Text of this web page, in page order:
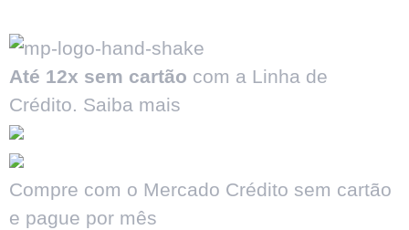
Até 12x sem cartão com a Linha de
Crédito. Saiba mais
Compre com o Mercado Crédito sem cartão
e pague por mês